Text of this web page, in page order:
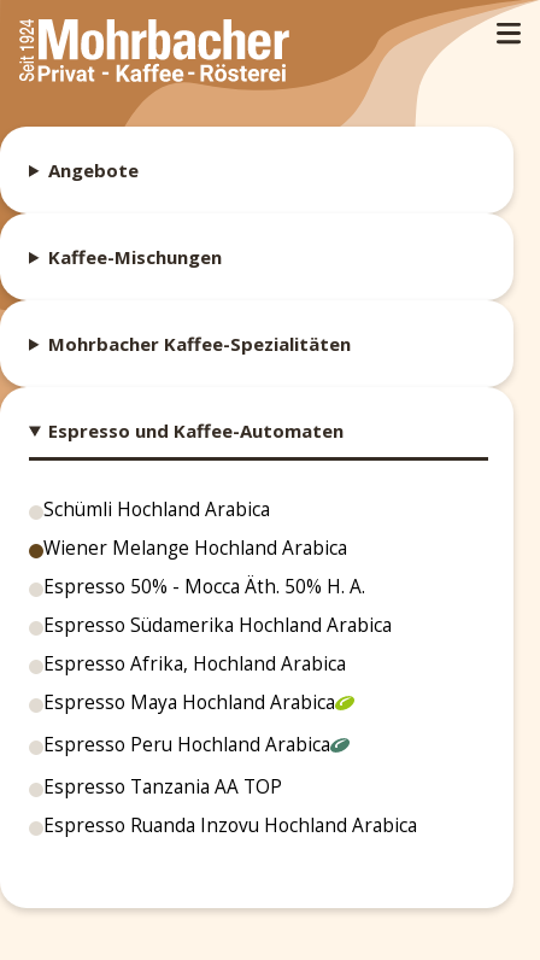
Angebote
Kaffee-Mischungen
Mohrbacher Kaffee-Spezialitäten
Espresso und Kaffee-Automaten
Schümli Hochland Arabica
Wiener Melange Hochland Arabica
Espresso 50% - Mocca Äth. 50% H. A.
Espresso Südamerika Hochland Arabica
Espresso Afrika, Hochland Arabica
Espresso Maya Hochland Arabica
Espresso Peru Hochland Arabica
Espresso Tanzania AA TOP
Espresso Ruanda Inzovu Hochland Arabica